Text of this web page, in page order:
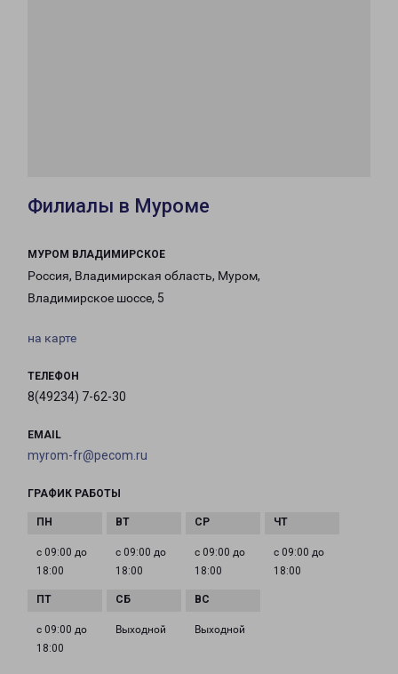
Филиалы в Муроме
МУРОМ ВЛАДИМИРСКОЕ
Россия, Владимирская область, Муром,
Владимирское шоссе, 5
на карте
ТЕЛЕФОН
8(49234) 7-62-30
EMAIL
myrom-fr@pecom.ru
ГРАФИК РАБОТЫ
с 09:00 до
18:00
с 09:00 до
18:00
с 09:00 до
18:00
с 09:00 до
18:00
с 09:00 до
18:00
Выходной Выходной